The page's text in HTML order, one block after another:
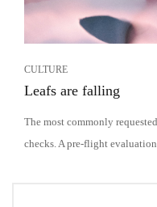
CULTURE
Leafs are falling
The most commonly
checks. A pre-flight